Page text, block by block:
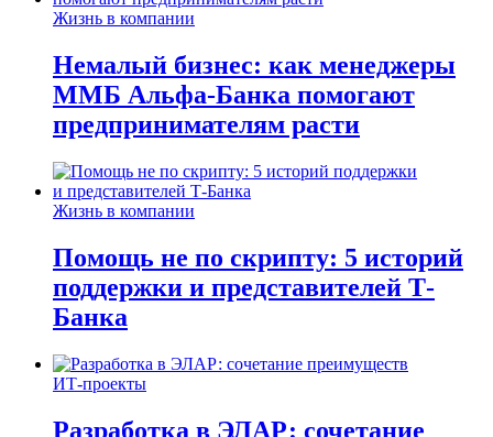
Жизнь в компании
Немалый бизнес: как менеджеры
ММБ Альфа-Банка помогают
предпринимателям расти
Жизнь в компании
Помощь не по скрипту: 5 историй
поддержки и представителей Т-
Банка
ИТ-проекты
Разработка в ЭЛАР: сочетание